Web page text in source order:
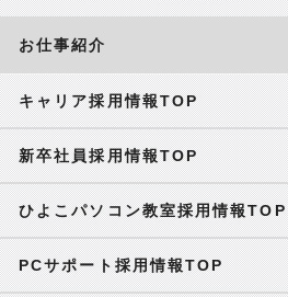
お仕事紹介
キャリア採用情報TOP
新卒社員採用情報TOP
ひよこパソコン教室採用情報TOP
PCサポート採用情報TOP